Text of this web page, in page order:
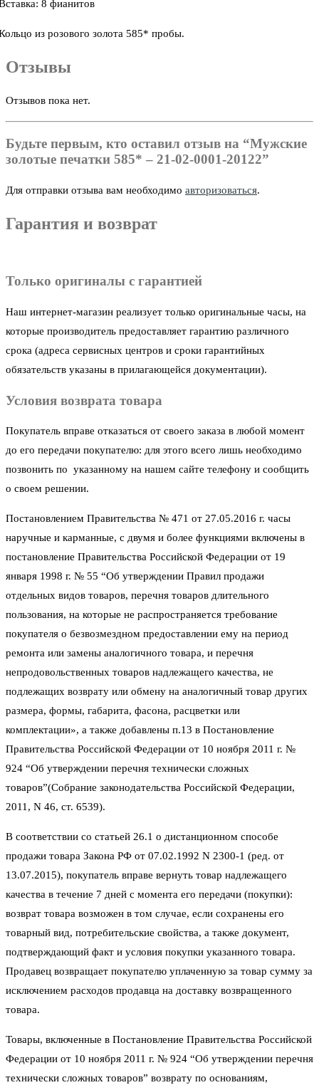
8 фианитов
из розового золота 585* пробы.
Отзывы
Отзывов пока нет.
Будьте первым, кто оставил отзыв на “Мужские
золотые печатки 585* – 21-02-0001-20122”
Для отправки отзыва вам необходимо авторизоваться.
Гарантия и возврат
Только оригиналы с гарантией
Наш интернет-магазин реализует только оригинальные часы, на
которые производитель предоставляет гарантию различного
срока (адреса сервисных центров и сроки гарантийных
обязательств указаны в прилагающейся документации).
Условия возврата товара
Покупатель вправе отказаться от своего заказа в любой момент
до его передачи покупателю: для этого всего лишь необходимо
позвонить по указанному на нашем сайте телефону и сообщить
о своем решении.
Постановлением Правительства № 471 от 27.05.2016 г. часы
наручные и карманные, с двумя и более функциями включены в
постановление Правительства Российской Федерации от 19
января 1998 г. № 55 “Об утверждении Правил продажи
отдельных видов товаров, перечня товаров длительного
пользования, на которые не распространяется требование
покупателя о безвозмездном предоставлении ему на период
ремонта или замены аналогичного товара, и перечня
непродовольственных товаров надлежащего качества, не
подлежащих возврату или обмену на аналогичный товар других
размера, формы, габарита, фасона, расцветки или
комплектации», а также добавлены п.13 в Постановление
Правительства Российской Федерации от 10 ноября 2011 г. №
924 “Об утверждении перечня технически сложных
товаров”(Собрание законодательства Российской Федерации,
2011, N 46, ст. 6539).
В соответствии со статьей 26.1 о дистанционном способе
продажи товара Закона РФ от 07.02.1992 N 2300-1 (ред. от
13.07.2015), покупатель вправе вернуть товар надлежащего
качества в течение 7 дней с момента его передачи (покупки):
возврат товара возможен в том случае, если сохранены его
товарный вид, потребительские свойства, а также документ,
подтверждающий факт и условия покупки указанного товара.
Продавец возвращает покупателю уплаченную за товар сумму за
исключением расходов продавца на доставку возвращенного
товара.
Товары, включенные в Постановление Правительства Российской
Федерации от 10 ноября 2011 г. № 924 “Об утверждении перечня
технически сложных товаров” возврату по основаниям,